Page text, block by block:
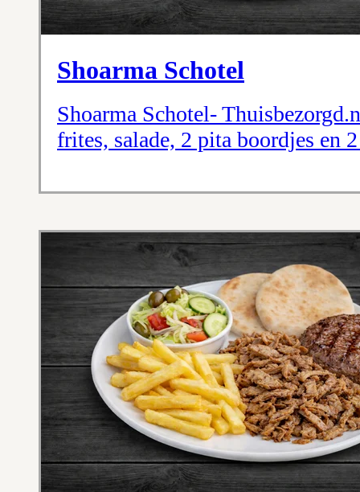
Shoarma Schotel
Shoarma Schotel-
frites, salade, 2 pita boordjes en